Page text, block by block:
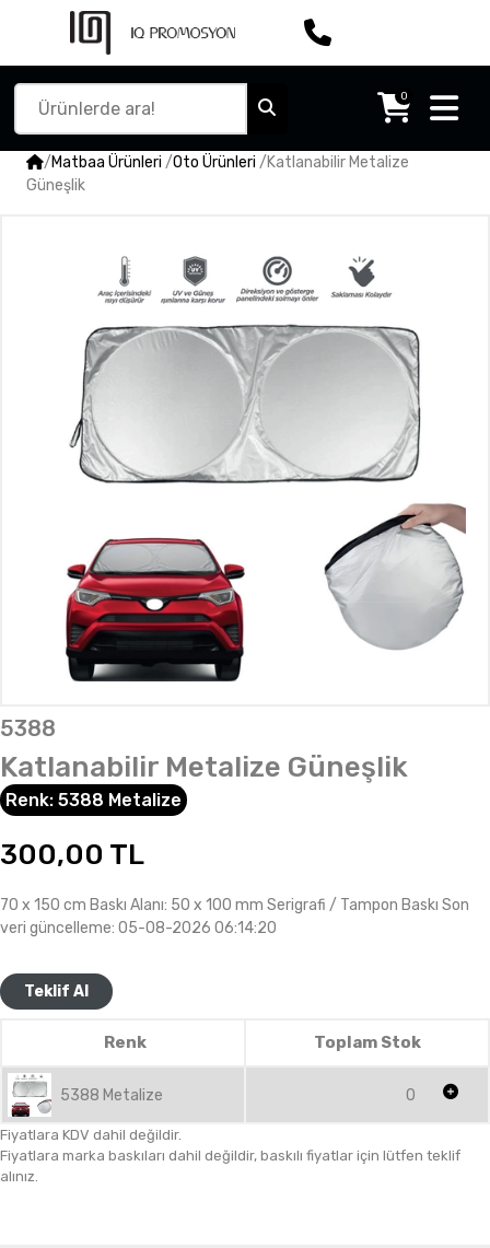
0
/Matbaa Ürünleri /Oto Ürünleri /Katlanabilir Metalize
Güneşlik
5388
Katlanabilir Metalize Güneşlik
Renk: 5388 Metalize
300,00 TL
70 x 150 cm Baskı Alanı: 50 x 100 mm Serigrafi / Tampon Baskı Son
veri güncelleme: 05-08-2026 06:14:20
Teklif Al
Renk Toplam Stok
5388 Metalize 0
Fiyatlara KDV dahil değildir.
Fiyatlara marka baskıları dahil değildir, baskılı fiyatlar için lütfen teklif
alınız.